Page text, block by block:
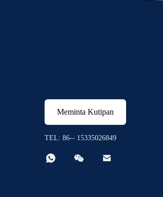
Meminta Kutipan
TEL: 86-- 15335026849
  